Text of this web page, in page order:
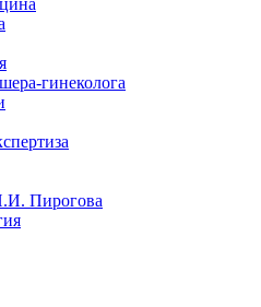
гинеколога
Пирогова